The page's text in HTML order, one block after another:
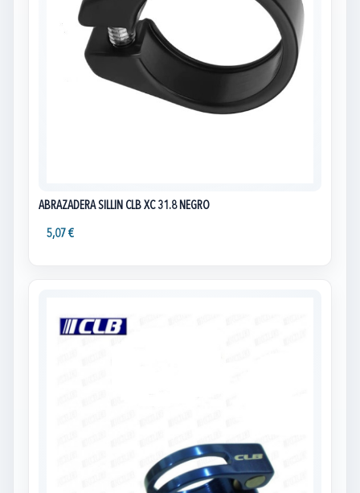
ABRAZADERA SILLIN CLB XC 31.8 NEGRO
5,07 €